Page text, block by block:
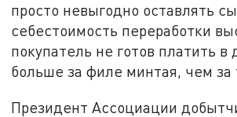
просто невыгодно оставлять
себестоимость переработки
покупатель не готов платить в
больше за филе минтая, чем за
Президент Ассоциации